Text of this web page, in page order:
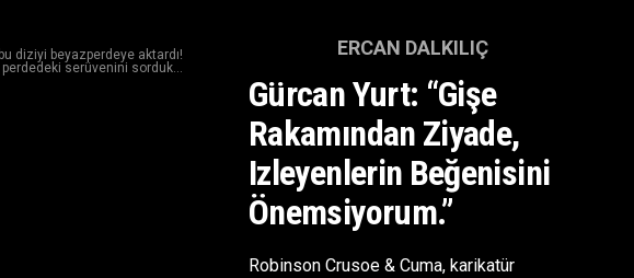
diziyi beyazperdeye aktardı!
serüvenini sorduk...
ERCAN DALKILIÇ
Gürcan Yurt: “Gişe
Rakamından Ziyade,
Izleyenlerin Beğenisini
Önemsiyorum.”
Robinson Crusoe & Cuma, karikatür